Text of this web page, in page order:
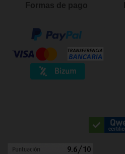
Formas de pago